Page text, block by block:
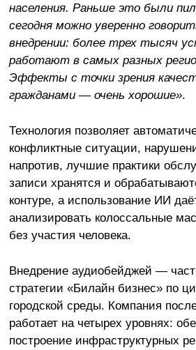
населения. Раньше это были
сегодня можно уверенно
внедрении: более трех тысяч
работают в самых разных
Эффекты с точки зрения
гражданами — очень хорошие».
Технология позволяет
конфликтные ситуации,
напротив, лучшие практики
записи хранятся и
контуре, а использование ИИ
анализировать колоссальные
без участия человека.
Внедрение аудиобейджей —
стратегии «Билайн бизнес» по
городской среды. Компания
работает на четырех уровнях:
построение инфраструктурных